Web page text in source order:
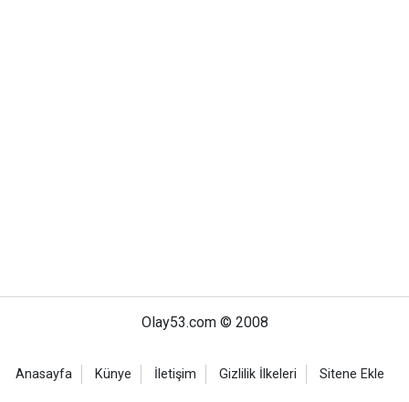
Olay53.com © 2008
Anasayfa Künye İletişim Gizlilik İlkeleri Sitene Ekle